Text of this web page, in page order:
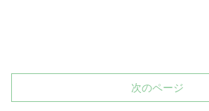
次のページ